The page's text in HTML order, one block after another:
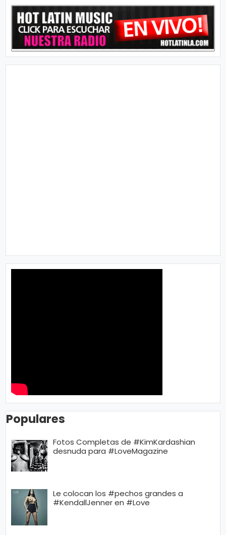
Populares
Fotos Completas de #KimKardashian
desnuda para #LoveMagazine
Le colocan los #pechos grandes a
#KendallJenner en #Love